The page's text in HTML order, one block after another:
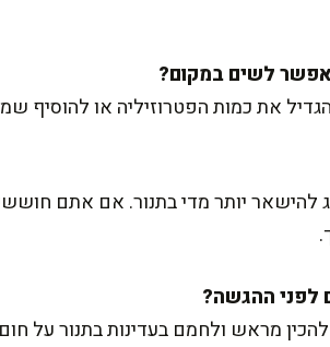
את כמות הפטרוזיליה או להוסיף
להישאר יותר מדי בתנור. אם אתם
מראש ולחמם בעדינות בתנור על חום